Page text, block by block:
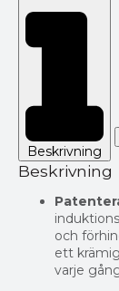
Beskrivning
Beskrivning
och
ett
varje